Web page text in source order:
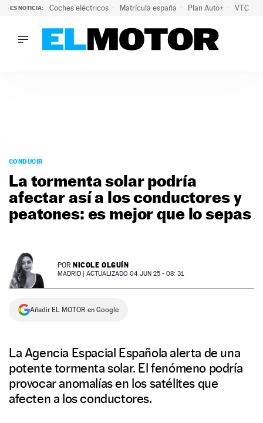
ES NOTICIA: Coches eléctricos Matrícula españa Plan Auto+ VTC
PODCAST
MOTOS
TECNOLOGÍA
SUPERCOCHES
MOTORTV
SERVICIOS
NEWSLETTER
SÍGUENOS
CONDUCIR
La tormenta solar podría
afectar así a los conductores y
peatones: es mejor que lo sepas
POR NICOLE OLGUÍN
MADRID | ACTUALIZADO 04 JUN 25 - 08: 31
Añadir EL MOTOR en Google
La Agencia Espacial Española alerta de una
potente tormenta solar. El fenómeno podría
provocar anomalías en los satélites que
afecten a los conductores.